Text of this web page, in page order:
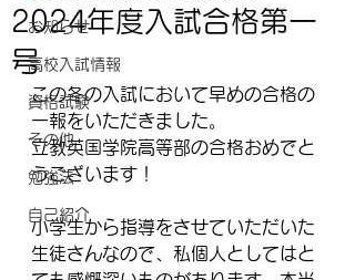
お知らせ
高校入試情報
資格試験
その他
勉強法
自己紹介
2024年度入試合格第一
号
この冬の入試において早めの合格の
一報をいただきました。
立教英国学院高等部の合格おめでと
うございます！
小学生から指導をさせていただいた
生徒さんなので、私個人としてはと